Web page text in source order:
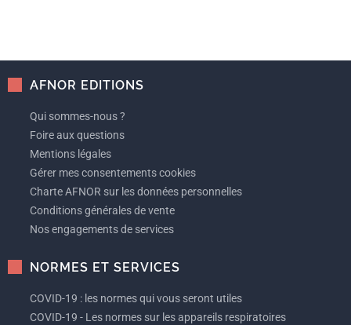
AFNOR EDITIONS
Qui sommes-nous ?
Foire aux questions
Mentions légales
Gérer mes consentements cookies
Charte AFNOR sur les données personnelles
Conditions générales de vente
Nos engagements de services
NORMES ET SERVICES
COVID-19 : les normes qui vous seront utiles
COVID-19 - Les normes sur les appareils respiratoires